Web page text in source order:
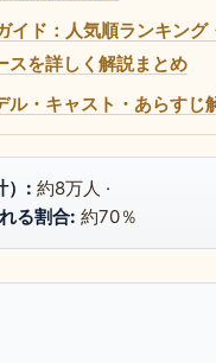
イド：人気順ランキング
スを詳しく解説まとめ
ル・キャスト・あらすじ
）: 約8万人 ·
る割合: 約70％